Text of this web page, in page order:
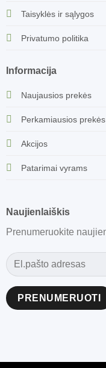
Taisyklės ir sąlygos
Privatumo politika
Informacija
Naujausios prekės
Perkamiausios prekės
Akcijos
Patarimai vyrams
Naujienlaiškis
Prenumeruokite